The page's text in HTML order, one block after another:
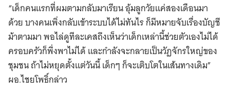
“เด็กคนแรกที่ผมตามกลับมาเรียน อุ้มลูกวัยแค่สองเดือนมา
ด้วย บางคนเพิ่งกลับเข้าระบบได้ไม่ทันไร ก็มีหมายจับเรื่องบัญชี
ม้าตามมา พอไล่ดูทีละเคสถึงเห็นว่าเด็กเหล่านี้ช่วยตัวเองไม่ได้
ครอบครัวก็พึ่งพาไม่ได้ และกำลังจะกลายเป็นวัฏจักรใหญ่ของ
ชุมชน ถ้าไม่หยุดตั้งแต่วันนี้ เด็กๆ ก็จะเติบโตในเส้นทางเดิม”
ผอ.ไชยโพธิ์กล่าว